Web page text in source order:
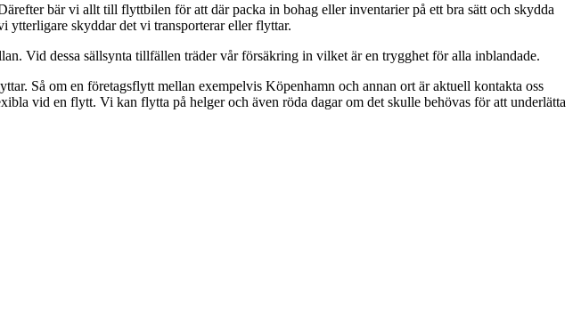
bär vi allt till flyttbilen för att där packa in bohag eller inventarier på ett bra sätt och skydda
ytterligare skyddar det vi transporterar eller flyttar.
Vid dessa sällsynta tillfällen träder vår försäkring in vilket är en trygghet för alla inblandade.
Så om en företagsflytt mellan exempelvis Köpenhamn och annan ort är aktuell kontakta oss
vid en flytt. Vi kan flytta på helger och även röda dagar om det skulle behövas för att underlätta